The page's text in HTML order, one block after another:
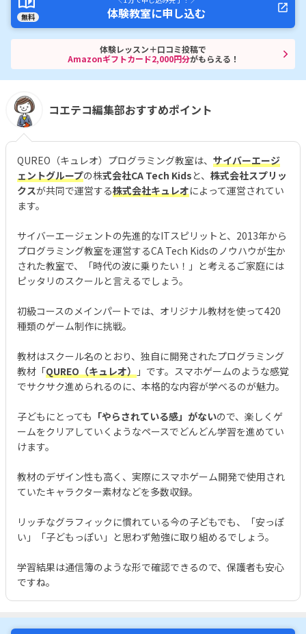
無料 体験教室に申し込む
体験レッスン＋口コミ投稿で
Amazonギフトカード2,000円分がもらえる！
コエテコ編集部おすすめポイント
QUREO（キュレオ）プログラミング教室は、 サイバーエージ
ェントグループの株式会社CA Tech Kids と、 株式会社スプリッ
クスが共同で運営する株式会社キュレオによって運営されてい
ます。
サイバーエージェントの先進的なITスピリットと、2013年から
プログラミング教室を運営するCA Tech Kidsのノウハウが生か
された教室で、「時代の波に乗りたい！」と考えるご家庭には
ピッタリのスクールと言えるでしょう。
初級コースのメインパートでは、オリジナル教材を使って420
種類のゲーム制作に挑戦。
教材はスクール名のとおり、独自に開発されたプログラミング
教材「QUREO（キュレオ）
」です。スマホゲームのような感覚
でサクサク進められるのに、本格的な内容が学べるのが魅力。
子どもにとっても 「やらされている感」がないので、楽しくゲ
ームをクリアしていくようなペースでどんどん学習を進めてい
けます。
教材のデザイン性も高く、実際にスマホゲーム開発で使用され
ていたキャラクター素材などを多数収録。
リッチなグラフィックに慣れている今の子どもでも、「安っぽ
い」「子どもっぽい」と思わず勉強に取り組めるでしょう。
学習結果は通信簿のような形で確認できるので、保護者も安心
ですね。